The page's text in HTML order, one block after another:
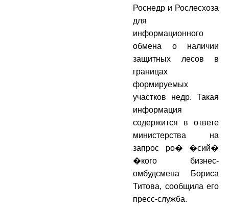
Роснедр и Рослесхоза
для
информационного
обмена о наличии
защитных лесов в
границах
формируемых
участков недр. Такая
информация
содержится в ответе
министерства на
запрос ро� �сий�
�кого бизнес-
омбудсмена Бориса
Титова, сообщила его
пресс-служба.